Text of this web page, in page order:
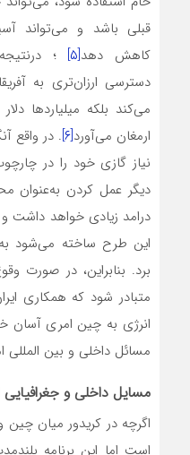
قبلی باشد و می‌تواند
کاهش دهد[۵]
؛
دسترسی ارزان‌تری به
می‌کند بلکه میلیاردها
ارمغان می‌آورد[۶] . در واقع
نیاز گازی خود را در
دیگر عمل کردن به‌عنوان
درامد زیادی خواهد داشت
این طرح ساخته می‌شود
برد. بنابراین، در صورت
متبادر شود که همکاری
انرژی به چین امری آسان
مسائل داخلی و بین
مسایل داخلی و جغرافیایی
اگرچه در کریدور میان